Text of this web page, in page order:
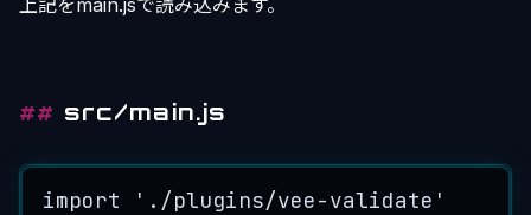
上記をmain.jsで読み込みます。
src/main.js
import ' ./plugins/vee-validate '